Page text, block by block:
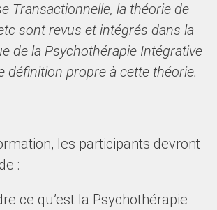
Transactionnelle, la théorie de
sont revus et intégrés dans la
de la Psychothérapie Intégrative
définition propre à cette théorie.
les participants devront
:
ce qu’est la Psychothérapie